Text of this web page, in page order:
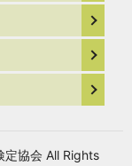
協会 All Rights